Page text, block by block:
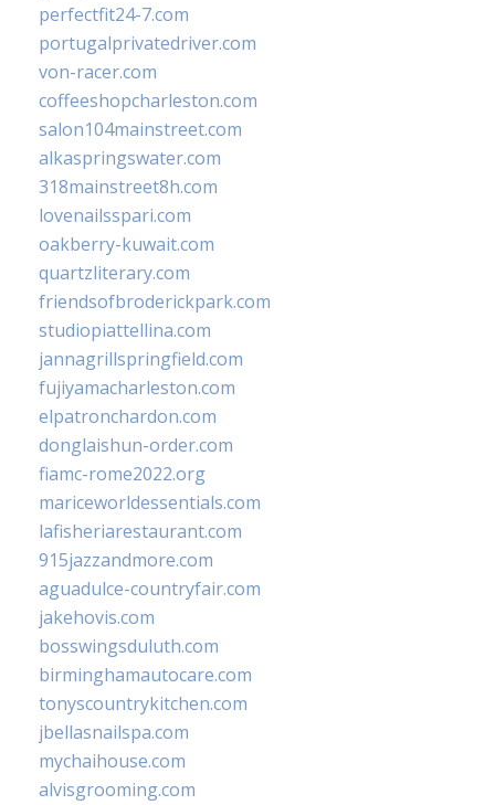
perfectfit24-7.com
portugalprivatedriver.com
von-racer.com
coffeeshopcharleston.com
salon104mainstreet.com
alkaspringswater.com
318mainstreet8h.com
lovenailsspari.com
oakberry-kuwait.com
quartzliterary.com
friendsofbroderickpark.com
studiopiattellina.com
jannagrillspringfield.com
fujiyamacharleston.com
elpatronchardon.com
donglaishun-order.com
fiamc-rome2022.org
mariceworldessentials.com
lafisheriarestaurant.com
915jazzandmore.com
aguadulce-countryfair.com
jakehovis.com
bosswingsduluth.com
birminghamautocare.com
tonyscountrykitchen.com
jbellasnailspa.com
mychaihouse.com
alvisgrooming.com